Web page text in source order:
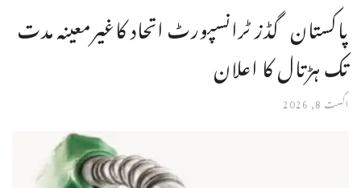
پاکستان گڈز ٹرانسپورٹ اتحاد کاغیرمعینہ مدت
تک ہڑتال کا اعلان
اگست 8, 2026